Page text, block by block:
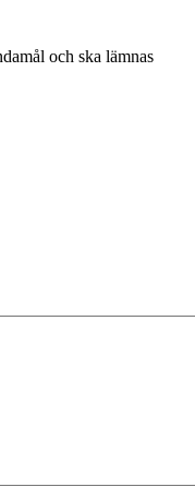
och ska lämnas